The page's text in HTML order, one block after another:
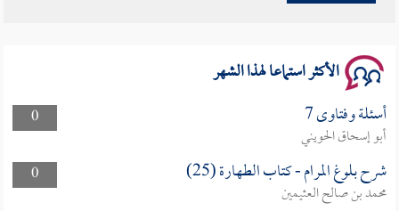
الأكثر استماعا لهذا الشهر
0 أسئلة وفتاوى 7
أبو إسحاق الحويني
0
شرح بلوغ المرام - كتاب الطهارة (25)
محمد بن صالح العثيمين